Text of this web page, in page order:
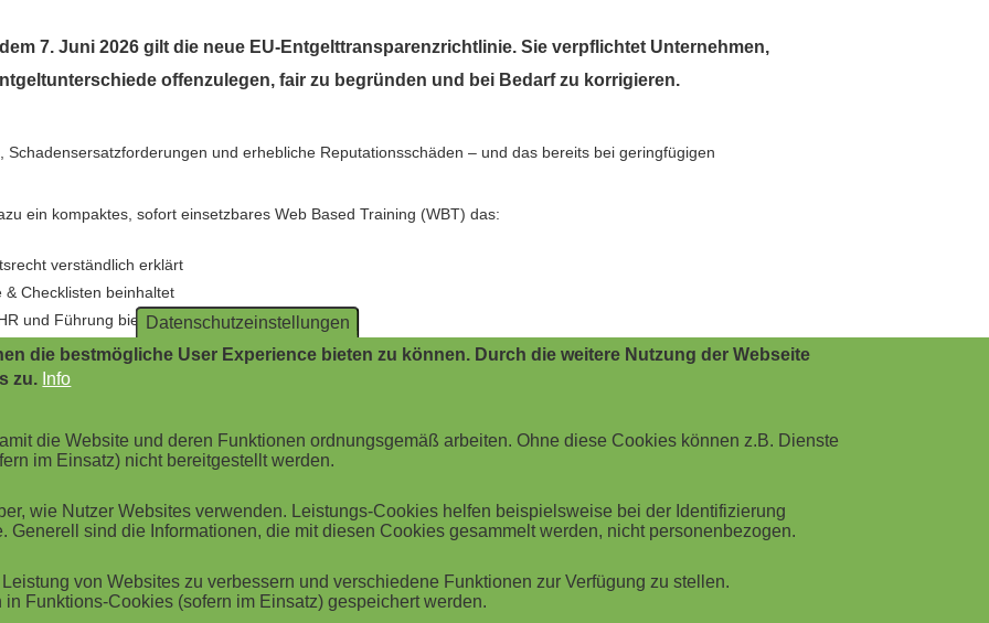
7. Juni 2026 gilt die neue EU-Entgelttransparenzrichtlinie. Sie verpflichtet Unternehmen,
offenzulegen, fair zu begründen und bei Bedarf zu korrigieren.
und erhebliche Reputationsschäden – und das bereits bei geringfügigen
ein kompaktes, sofort einsetzbares Web Based Training (WBT) das:
verständlich erklärt
Checklisten beinhaltet
und Führung bietet
25.05.2026
Datenschutzeinstellungen
die bestmögliche User Experience bieten zu können. Durch die weitere Nutzung der Webseite
zu. Info
die Website und deren Funktionen ordnungsgemäß arbeiten. Ohne diese Cookies können z.B. Dienste
im Einsatz) nicht bereitgestellt werden.
wie Nutzer Websites verwenden. Leistungs-Cookies helfen beispielsweise bei der Identifizierung
Generell sind die Informationen, die mit diesen Cookies gesammelt werden, nicht personenbezogen.
von Websites zu verbessern und verschiedene Funktionen zur Verfügung zu stellen.
Funktions-Cookies (sofern im Einsatz) gespeichert werden.